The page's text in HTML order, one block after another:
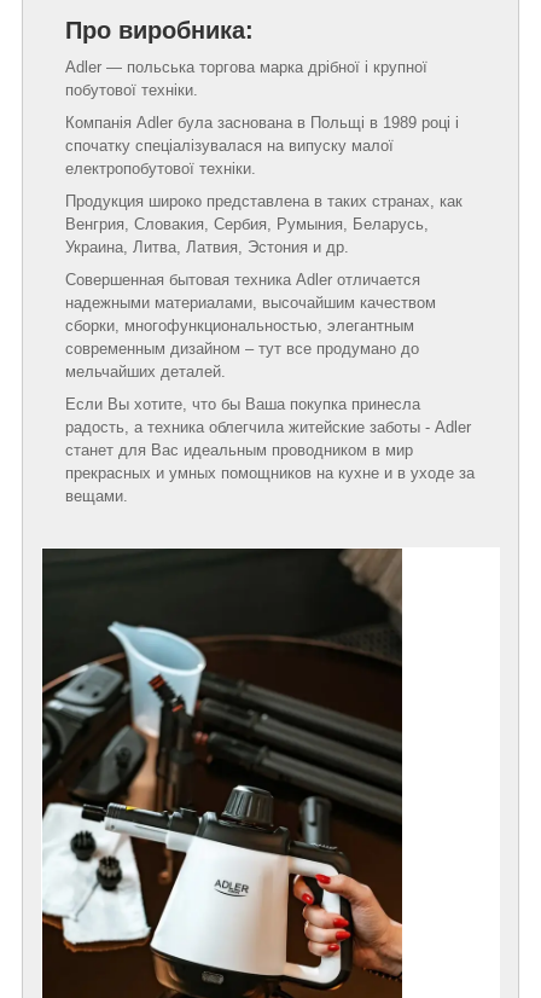
Про виробника:
Adler — польська торгова марка дрібної і крупної
побутової техніки.
Компанія Adler була заснована в Польщі в 1989 році і
спочатку спеціалізувалася на випуску малої
електропобутової техніки.
Продукция широко представлена в таких странах, как
Венгрия, Словакия, Сербия, Румыния, Беларусь,
Украина, Литва, Латвия, Эстония и др.
Совершенная бытовая техника Adler отличается
надежными материалами, высочайшим качеством
сборки, многофункциональностью, элегантным
современным дизайном – тут все продумано до
мельчайших деталей.
Если Вы хотите, что бы Ваша покупка принесла
радость, а техника облегчила житейские заботы - Adler
станет для Вас идеальным проводником в мир
прекрасных и умных помощников на кухне и в уходе за
вещами.